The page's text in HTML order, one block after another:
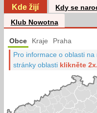
Kde žijí Kdy se
Klub Nowotna
Obce Kraje Praha
Pro informace o oblasti na
stránky oblasti klikněte 2x.